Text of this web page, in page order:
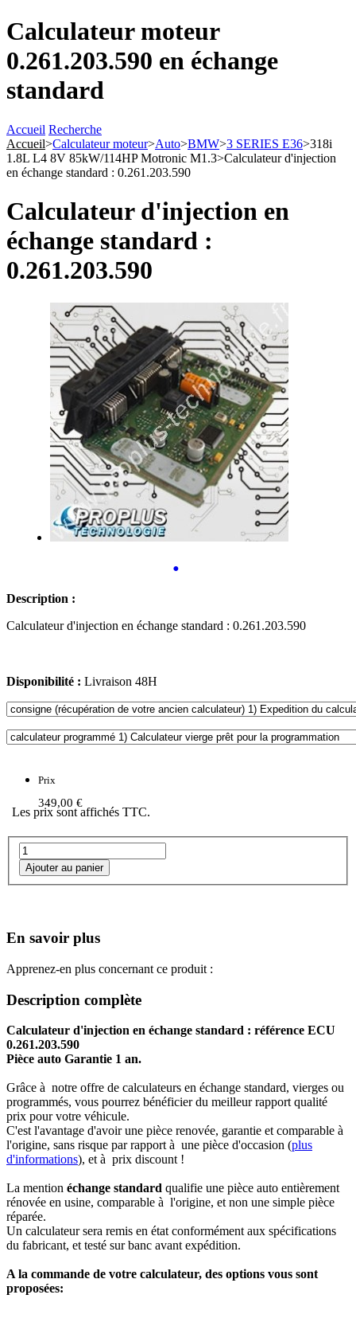
Calculateur moteur
0.261.203.590 en échange
standard
Accueil Recherche
Accueil>Calculateur moteur>Auto>BMW>3 SERIES E36>318i
1.8L L4 8V 85kW/114HP Motronic M1.3>Calculateur d'injection
en échange standard : 0.261.203.590
Calculateur d'injection en
échange standard :
0.261.203.590
•
Description :
Calculateur d'injection en échange standard : 0.261.203.590
Disponibilité : Livraison 48H
Prix
349,00 €
Les prix sont affichés TTC.
En savoir plus
Apprenez-en plus concernant ce produit :
Description complète
Calculateur d'injection en échange standard : référence ECU
0.261.203.590
Pièce auto Garantie 1 an.
Grâce à notre offre de calculateurs en échange standard, vierges ou
programmés, vous pourrez bénéficier du meilleur rapport qualité
prix pour votre véhicule.
C'est l'avantage d'avoir une pièce renovée, garantie et comparable à
l'origine, sans risque par rapport à une pièce d'occasion (plus
d'informations), et à prix discount !
La mention échange standard qualifie une pièce auto entièrement
rénovée en usine, comparable à l'origine, et non une simple pièce
réparée.
Un calculateur sera remis en état conformément aux spécifications
du fabricant, et testé sur banc avant expédition.
A la commande de votre calculateur, des options vous sont
proposées: